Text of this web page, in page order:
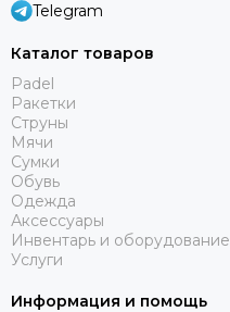
Telegram
Каталог товаров
Padel
Ракетки
Струны
Мячи
Сумки
Обувь
Одежда
Аксессуары
Инвентарь и оборудование
Услуги
Информация и помощь